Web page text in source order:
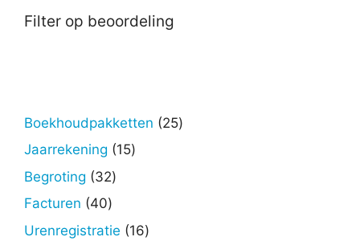
Filter op beoordeling
Boekhoudpakketten 2525
Jaarrekening 1515
Begroting 3232
Facturen 4040
producten
Urenregistratie 1616